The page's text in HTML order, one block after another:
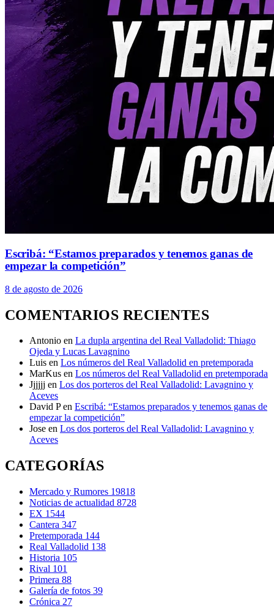
Escribá: “Estamos preparados y tenemos ganas de
empezar la competición”
8 de agosto de 2026
COMENTARIOS RECIENTES
Antonio en La dupla argentina del Real Valladolid: Thiago
Ojeda y Lucas Lavagnino
Luis en Los números del Real Valladolid en pretemporada
MarKus en Los números del Real Valladolid en pretemporada
Jjjjjj en Los dos porteros del Real Valladolid: Lavagnino y
Aceves
David P en Escribá: “Estamos preparados y tenemos ganas de
empezar la competición”
Jose en Los dos porteros del Real Valladolid: Lavagnino y
Aceves
CATEGORÍAS
Mercado y Rumores 19818
Noticias de actualidad 8728
EX 1544
Cantera 347
Pretemporada 144
Real Valladolid 138
Historia 105
Rival 101
Primera 88
Galería de fotos 39
Crónica 27